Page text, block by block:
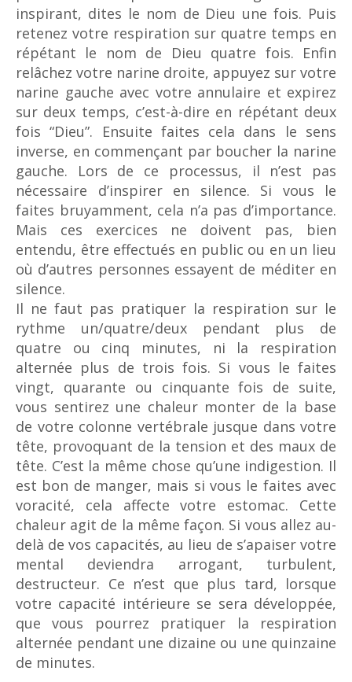
inspirant, dites le nom de Dieu une fois. Puis
retenez votre respiration sur quatre temps en
répétant le nom de Dieu quatre fois. Enfin
relâchez votre narine droite, appuyez sur votre
narine gauche avec votre annulaire et expirez
sur deux temps, c’est-à-dire en répétant deux
fois “Dieu”. Ensuite faites cela dans le sens
inverse, en commençant par boucher la narine
gauche. Lors de ce processus, il n’est pas
nécessaire d’inspirer en silence. Si vous le
faites bruyamment, cela n’a pas d’importance.
Mais ces exercices ne doivent pas, bien
entendu, être effectués en public ou en un lieu
où d’autres personnes essayent de méditer en
silence.
Il ne faut pas pratiquer la respiration sur le
rythme un/quatre/deux pendant plus de
quatre ou cinq minutes, ni la respiration
alternée plus de trois fois. Si vous le faites
vingt, quarante ou cinquante fois de suite,
vous sentirez une chaleur monter de la base
de votre colonne vertébrale jusque dans votre
tête, provoquant de la tension et des maux de
tête. C’est la même chose qu’une indigestion. Il
est bon de manger, mais si vous le faites avec
voracité, cela affecte votre estomac. Cette
chaleur agit de la même façon. Si vous allez au-
delà de vos capacités, au lieu de s’apaiser votre
mental deviendra arrogant, turbulent,
destructeur. Ce n’est que plus tard, lorsque
votre capacité intérieure se sera développée,
que vous pourrez pratiquer la respiration
alternée pendant une dizaine ou une quinzaine
de minutes.